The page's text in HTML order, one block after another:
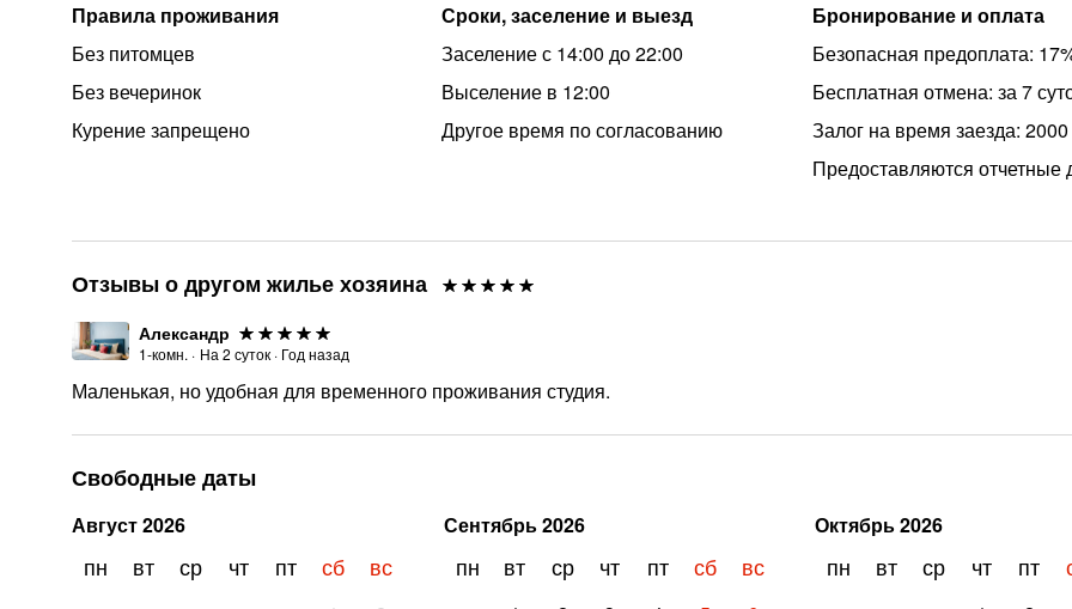
Правила проживания
Без питомцев
Без вечеринок
Курение запрещено
Сроки, заселение и выезд
Заселение с 14:00 до 22:00
Выселение в 12:00
Другое время по согласованию
Бронирование и оплата
Безопасная предоплата:
Бесплатная отмена: за 7
Залог на время заезда:
Предоставляются отчетные
Свободные даты
Август2026
пн вт ср чт пт сб вс
Сентябрь2026
пн вт ср чт пт сб вс
Октябрь2026
пн вт ср чт пт
Отзывы о другом жилье хозяина
Александр
1-комн. · На 2 суток · Год назад
Маленькая, но удобная для временного проживания студия.